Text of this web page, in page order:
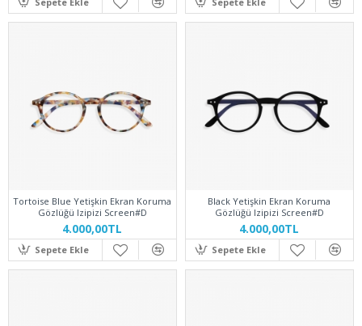
Tortoise Blue Yetişkin Ekran Koruma
Gözlüğü Izipizi Screen#D
4.000,00TL
Sepete Ekle
Black Yetişkin Ekran Koruma
Gözlüğü Izipizi Screen#D
4.000,00TL
Sepete Ekle